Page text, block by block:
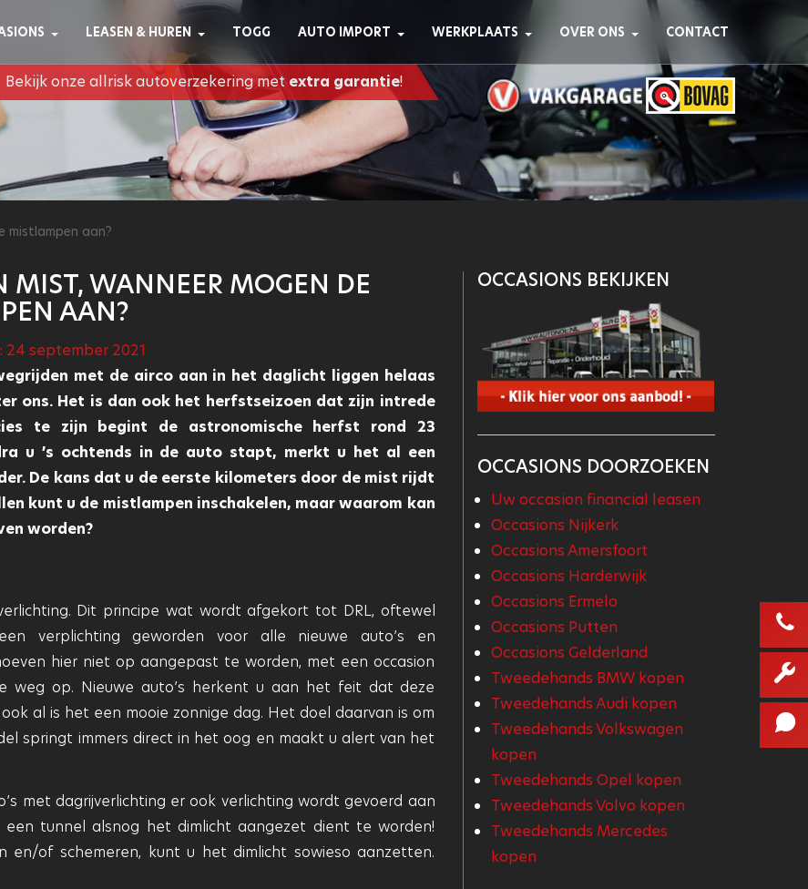
LEASEN & HUREN TOGG AUTO IMPORT WERKPLAATS OVER ONS CONTACT
Bekijk onze allrisk autoverzekering met extra garantie!
mistlampen aan?
MIST, WANNEER MOGEN DE
AAN?
24 september 2021
met de airco aan in het daglicht liggen helaas
ons. Het is dan ook het herfstseizoen dat zijn intrede
te zijn begint de astronomische herfst rond 23
u ’s ochtends in de auto stapt, merkt u het al een
De kans dat u de eerste kilometers door de mist rijdt
kunt u de mistlampen inschakelen, maar waarom kan
worden?
Dit principe wat wordt afgekort tot DRL, oftewel
verplichting geworden voor alle nieuwe auto’s en
hier niet op aangepast te worden, met een occasion
weg op. Nieuwe auto’s herkent u aan het feit dat deze
al is het een mooie zonnige dag. Het doel daarvan is om
springt immers direct in het oog en maakt u alert van het
met dagrijverlichting er ook verlichting wordt gevoerd aan
tunnel alsnog het dimlicht aangezet dient te worden!
en/of schemeren, kunt u het dimlicht sowieso aanzetten.
OCCASIONS BEKIJKEN
OCCASIONS DOORZOEKEN
Uw occasion financial leasen
Occasions Nijkerk
Occasions Amersfoort
Occasions Harderwijk
Occasions Ermelo
Occasions Putten
Occasions Gelderland
Tweedehands BMW kopen
Tweedehands Audi kopen
Tweedehands Volkswagen
kopen
Tweedehands Opel kopen
Tweedehands Volvo kopen
Tweedehands Mercedes
kopen